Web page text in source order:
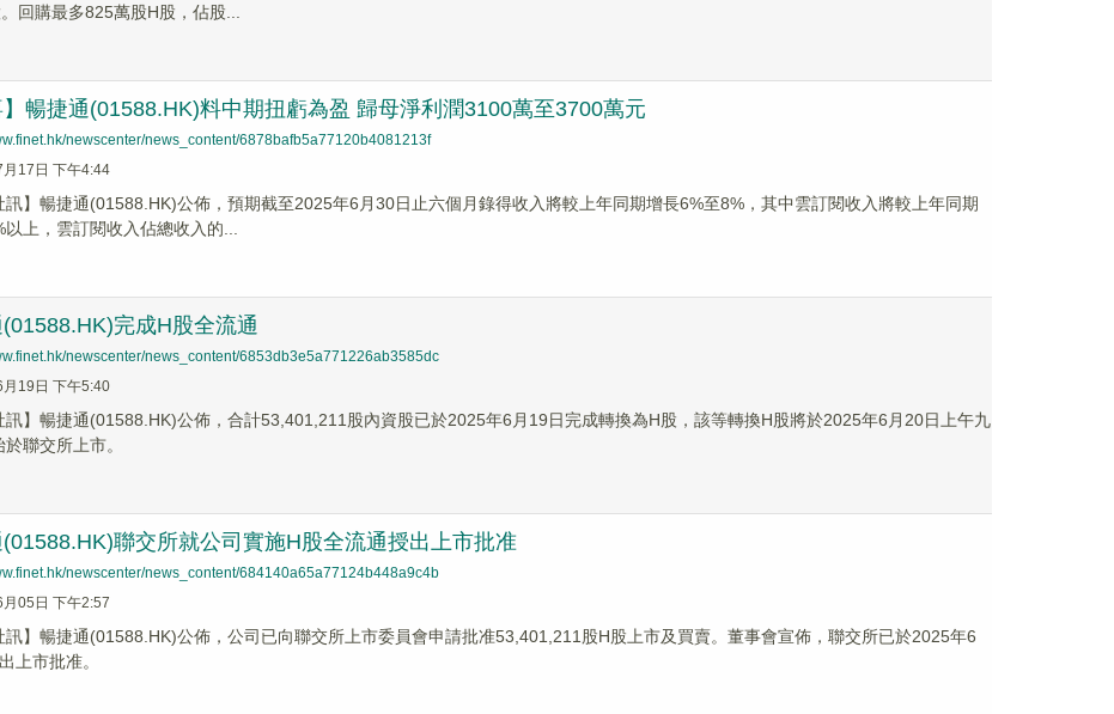
回購最多825萬股H股，佔股...
】暢捷通(01588.HK)料中期扭虧為盈 歸母淨利潤3100萬至3700萬元
newscenter/news_content/6878bafb5a77120b4081213f
17日 下午4:44
訊】暢捷通(01588.HK)公佈，預期截至2025年6月30日止六個月錄得收入將較上年同期增長6%至8%，其中雲訂閱收入將較上年同期
上，雲訂閱收入佔總收入的...
完成H股全流通
newscenter/news_content/6853db3e5a771226ab3585dc
19日 下午5:40
訊】暢捷通(01588.HK)公佈，合計53,401,211股內資股已於2025年6月19日完成轉換為H股，該等轉換H股將於2025年6月20日上午九
聯交所上市。
聯交所就公司實施H股全流通授出上市批准
newscenter/news_content/684140a65a77124b448a9c4b
05日 下午2:57
訊】暢捷通(01588.HK)公佈，公司已向聯交所上市委員會申請批准53,401,211股H股上市及買賣。董事會宣佈，聯交所已於2025年6
上市批准。